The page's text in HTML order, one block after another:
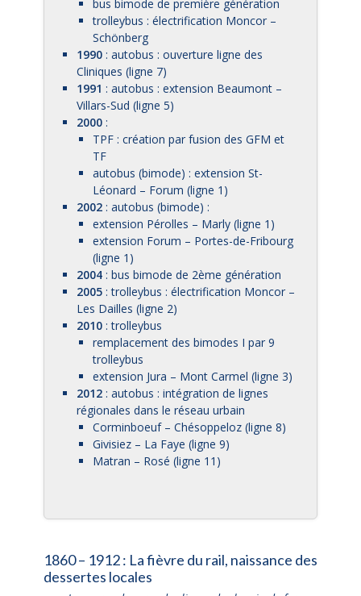
bus bimode de première génération
trolleybus : électrification Moncor –
Schönberg
1990 : autobus : ouverture ligne des
Cliniques (ligne 7)
1991 : autobus : extension Beaumont –
Villars-Sud (ligne 5)
2000 :
TPF : création par fusion des GFM et
TF
autobus (bimode) : extension St-
Léonard – Forum (ligne 1)
2002 : autobus (bimode) :
extension Pérolles – Marly (ligne 1)
extension Forum – Portes-de-Fribourg
(ligne 1)
2004 : bus bimode de 2ème génération
2005 : trolleybus : électrification Moncor –
Les Dailles (ligne 2)
2010 : trolleybus
remplacement des bimodes I par 9
trolleybus
extension Jura – Mont Carmel (ligne 3)
2012 : autobus : intégration de lignes
régionales dans le réseau urbain
Corminboeuf – Chésoppeloz (ligne 8)
Givisiez – La Faye (ligne 9)
Matran – Rosé (ligne 11)
1860 – 1912 : La fièvre du rail, naissance des
dessertes locales